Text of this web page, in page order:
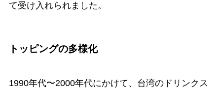
て受け入れられました。
トッピングの多様化
1990年代〜2000年代にかけて、台湾のドリンクス